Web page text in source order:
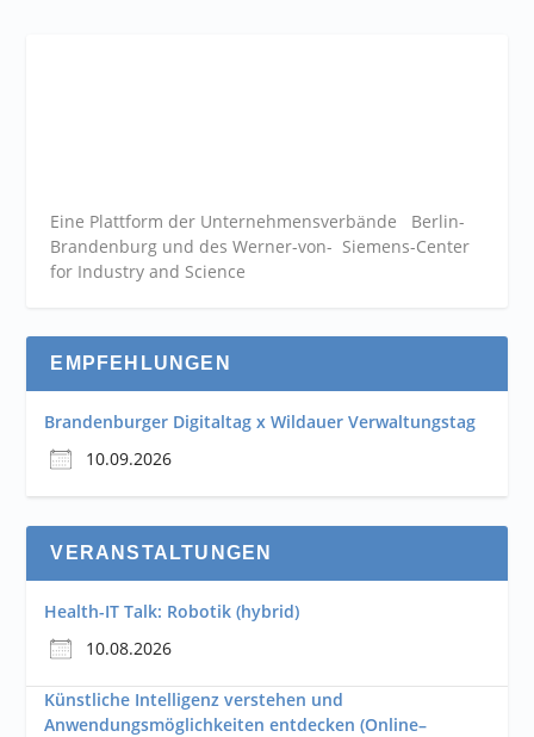
Eine Plattform der Unternehmensverbände Berlin-
Brandenburg und des Werner-von- Siemens-Center
for Industry and Science
EMPFEHLUNGEN
Brandenburger Digitaltag x Wildauer Verwaltungstag
10.09.2026
VERANSTALTUNGEN
Health-IT Talk: Robotik (hybrid)
10.08.2026
Künstliche Intelligenz verstehen und
Anwendungsmöglichkeiten entdecken (Online–